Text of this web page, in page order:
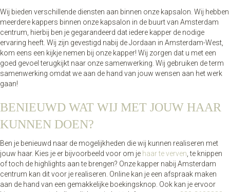
Wij bieden verschillende diensten aan binnen onze kapsalon. Wij hebben
meerdere kappers binnen onze kapsalon in de buurt van Amsterdam
centrum, hierbij ben je gegarandeerd dat iedere kapper de nodige
ervaring heeft. Wij zijn gevestigd nabij de Jordaan in Amsterdam-West,
kom eens een kijkje nemen bij onze kapper! Wij zorgen dat u met een
goed gevoel terugkijkt naar onze samenwerking. Wij gebruiken de term
samenwerking omdat we aan de hand van jouw wensen aan het werk
gaan!
BENIEUWD WAT WIJ MET JOUW HAAR
KUNNEN DOEN?
Ben je benieuwd naar de mogelijkheden die wij kunnen realiseren met
jouw haar. Kies je er bijvoorbeeld voor om je haar te verven , te knippen
of toch de highlights aan te brengen? Onze kapper nabij Amsterdam
centrum kan dit voor je realiseren. Online kan je een afspraak maken
aan de hand van een gemakkelijke boekingsknop. Ook kan je ervoor